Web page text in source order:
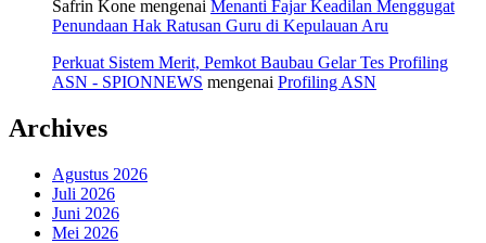
Safrin Kone mengenai Menanti Fajar Keadilan Menggugat
Penundaan Hak Ratusan Guru di Kepulauan Aru
Perkuat Sistem Merit, Pemkot Baubau Gelar Tes Profiling
ASN - SPIONNEWS mengenai Profiling ASN
Archives
Agustus 2026
Juli 2026
Juni 2026
Mei 2026